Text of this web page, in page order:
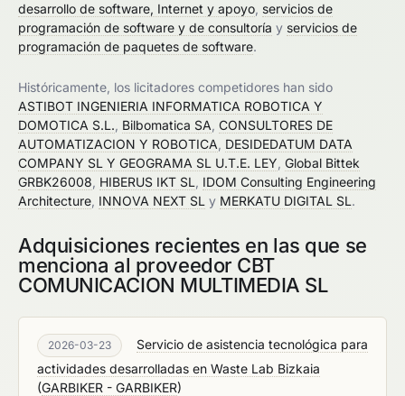
desarrollo de software, Internet y apoyo servicios de
programación de software y de consultoría y servicios de
programación de paquetes de software.
Históricamente, los licitadores competidores han sido
ASTIBOT INGENIERIA INFORMATICA ROBOTICA Y
DOMOTICA S.L. Bilbomatica SA CONSULTORES DE
AUTOMATIZACION Y ROBOTICA DESIDEDATUM DATA
COMPANY SL Y GEOGRAMA SL U.T.E. LEY Global Bittek
GRBK26008 HIBERUS IKT SL IDOM Consulting Engineering
Architecture INNOVA NEXT SL y MERKATU DIGITAL SL.
Adquisiciones recientes en las que se
menciona al proveedor CBT
COMUNICACION MULTIMEDIA SL
2026-03-23
Servicio de asistencia tecnológica para
actividades desarrolladas en Waste Lab Bizkaia
(GARBIKER - GARBIKER)